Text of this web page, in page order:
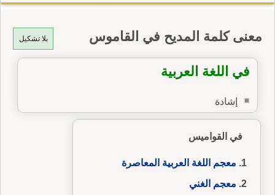
بلا تشكيل معنى كلمة المديح في القاموس
في اللغة العربية
إشادة
في القواميس
معجم اللغة العربية المعاصرة
معجم الغني